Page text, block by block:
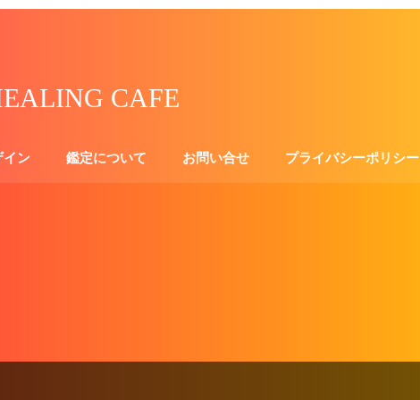
CAFE
イン 鑑定について お問い合せ プライバシーポリシー